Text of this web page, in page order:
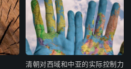
清朝对西域和中亚的实际控制力